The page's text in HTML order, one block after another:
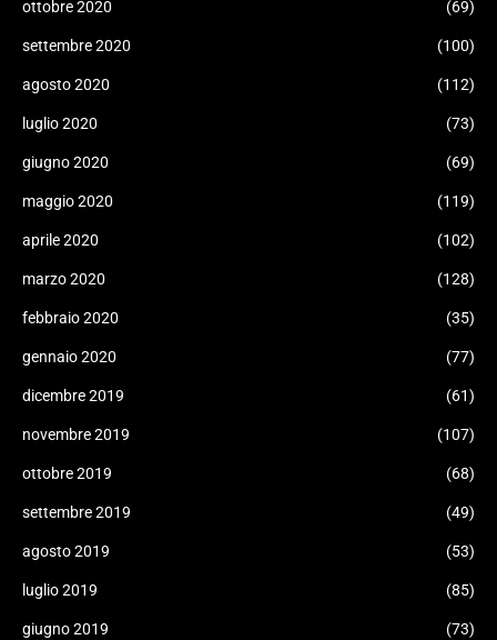
ottobre 2020 (69)
settembre 2020 (100)
agosto 2020 (112)
luglio 2020 (73)
giugno 2020 (69)
maggio 2020 (119)
aprile 2020 (102)
marzo 2020 (128)
febbraio 2020 (35)
gennaio 2020 (77)
dicembre 2019 (61)
novembre 2019 (107)
ottobre 2019 (68)
settembre 2019 (49)
agosto 2019 (53)
luglio 2019 (85)
giugno 2019 (73)